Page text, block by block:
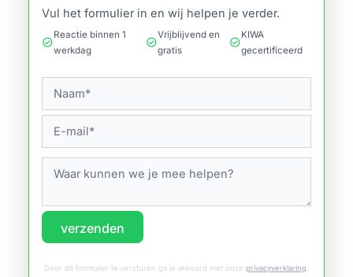
Vul het formulier in en wij helpen je verder.
check_circle
Reactie binnen 1
werkdag
check_circle
Vrijblijvend en
gratis
check_circle
KIWA
gecertificeerd
verzenden
Door dit formulier te versturen ga je akkoord met onze privacyverklaring.